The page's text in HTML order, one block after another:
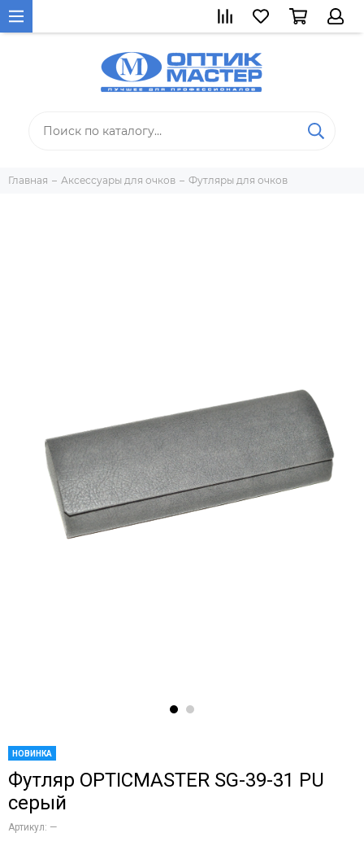
Главная Аксессуары для очков Футляры для очков
НОВИНКА
Футляр OPTICMASTER SG-39-31 PU
серый
Артикул: —